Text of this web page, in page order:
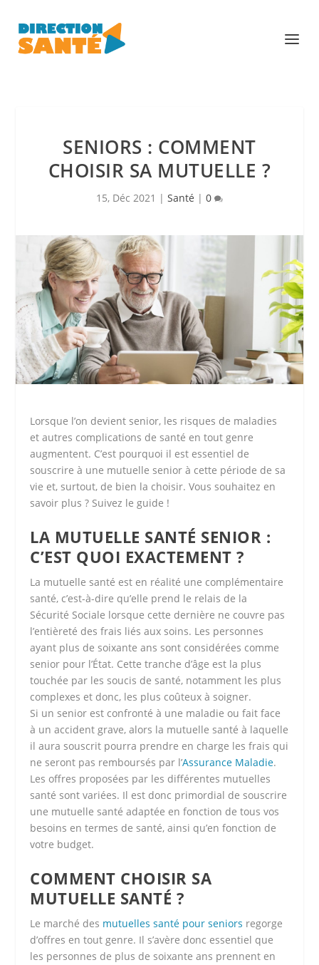
SENIORS : COMMENT
CHOISIR SA MUTUELLE ?
15, Déc 2021 | Santé | 0
Lorsque l’on devient senior, les risques de maladies
et autres complications de santé en tout genre
augmentent. C’est pourquoi il est essentiel de
souscrire à une mutuelle senior à cette période de sa
vie et, surtout, de bien la choisir. Vous souhaitez en
savoir plus ? Suivez le guide !
LA MUTUELLE SANTÉ SENIOR :
C’EST QUOI EXACTEMENT ?
La mutuelle santé est en réalité une complémentaire
santé, c’est-à-dire qu’elle prend le relais de la
Sécurité Sociale lorsque cette dernière ne couvre pas
l’entièreté des frais liés aux soins. Les personnes
ayant plus de soixante ans sont considérées comme
senior pour l’État. Cette tranche d’âge est la plus
touchée par les soucis de santé, notamment les plus
complexes et donc, les plus coûteux à soigner.
Si un senior est confronté à une maladie ou fait face
à un accident grave, alors la mutuelle santé à laquelle
il aura souscrit pourra prendre en charge les frais qui
ne seront pas remboursés par l’Assurance Maladie.
Les offres proposées par les différentes mutuelles
santé sont variées. Il est donc primordial de souscrire
une mutuelle santé adaptée en fonction de tous vos
besoins en termes de santé, ainsi qu’en fonction de
votre budget.
COMMENT CHOISIR SA
MUTUELLE SANTÉ ?
Le marché des mutuelles santé pour seniors regorge
d’offres en tout genre. Il s’avère donc essentiel que
les personnes de plus de soixante ans prennent en